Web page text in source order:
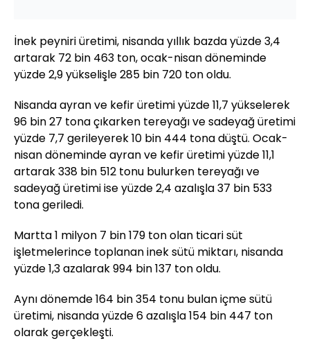
İnek peyniri üretimi, nisanda yıllık bazda yüzde 3,4
artarak 72 bin 463 ton, ocak-nisan döneminde
yüzde 2,9 yükselişle 285 bin 720 ton oldu.
Nisanda ayran ve kefir üretimi yüzde 11,7 yükselerek
96 bin 27 tona çıkarken tereyağı ve sadeyağ üretimi
yüzde 7,7 gerileyerek 10 bin 444 tona düştü. Ocak-
nisan döneminde ayran ve kefir üretimi yüzde 11,1
artarak 338 bin 512 tonu bulurken tereyağı ve
sadeyağ üretimi ise yüzde 2,4 azalışla 37 bin 533
tona geriledi.
Martta 1 milyon 7 bin 179 ton olan ticari süt
işletmelerince toplanan inek sütü miktarı, nisanda
yüzde 1,3 azalarak 994 bin 137 ton oldu.
Aynı dönemde 164 bin 354 tonu bulan içme sütü
üretimi, nisanda yüzde 6 azalışla 154 bin 447 ton
olarak gerçekleşti.